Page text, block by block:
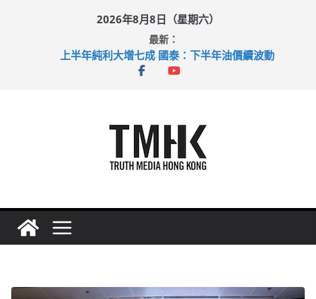
2026年8月8日（星期六）
最新：
上半年純利大增七成 國泰：下半年油價續波動
拜仁熱身賽挫維拉 啟德主場館奪錦標